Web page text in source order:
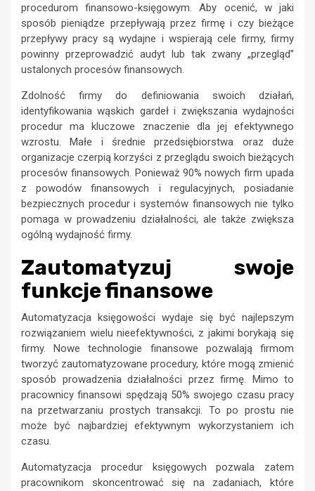
procedurom finansowo-księgowym. Aby ocenić, w jaki
sposób pieniądze przepływają przez firmę i czy bieżące
przepływy pracy są wydajne i wspierają cele firmy, firmy
powinny przeprowadzić audyt lub tak zwany „przegląd”
ustalonych procesów finansowych.
Zdolność firmy do definiowania swoich działań,
identyfikowania wąskich gardeł i zwiększania wydajności
procedur ma kluczowe znaczenie dla jej efektywnego
wzrostu. Małe i średnie przedsiębiorstwa oraz duże
organizacje czerpią korzyści z przeglądu swoich bieżących
procesów finansowych. Ponieważ 90% nowych firm upada
z powodów finansowych i regulacyjnych, posiadanie
bezpiecznych procedur i systemów finansowych nie tylko
pomaga w prowadzeniu działalności, ale także zwiększa
ogólną wydajność firmy.
Zautomatyzuj swoje
funkcje finansowe
Automatyzacja księgowości wydaje się być najlepszym
rozwiązaniem wielu nieefektywności, z jakimi borykają się
firmy. Nowe technologie finansowe pozwalają firmom
tworzyć zautomatyzowane procedury, które mogą zmienić
sposób prowadzenia działalności przez firmę. Mimo to
pracownicy finansowi spędzają 50% swojego czasu pracy
na przetwarzaniu prostych transakcji. To po prostu nie
może być najbardziej efektywnym wykorzystaniem ich
czasu.
Automatyzacja procedur księgowych pozwala zatem
pracownikom skoncentrować się na zadaniach, które